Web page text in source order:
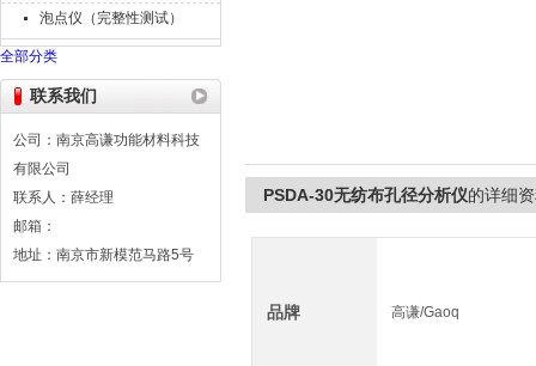
泡点仪（完整性测试）
全部分类
联系我们
公司：南京高谦功能材料科技
有限公司
联系人：薛经理
邮箱：
地址：南京市新模范马路5号
PSDA-30无纺布孔径分析仪的详细
品牌 高谦/Gaoq